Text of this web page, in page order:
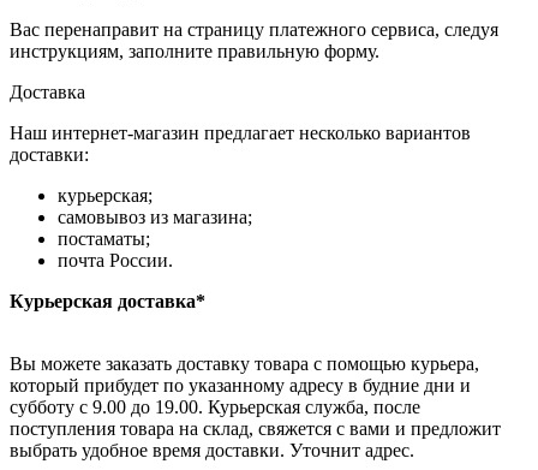
Вас перенаправит на страницу платежного сервиса, следуя
инструкциям, заполните правильную форму.
Доставка
Наш интернет-магазин предлагает несколько вариантов
доставки:
курьерская;
самовывоз из магазина;
постаматы;
почта России.
Курьерская доставка*
Вы можете заказать доставку товара с помощью курьера,
который прибудет по указанному адресу в будние дни и
субботу с 9.00 до 19.00. Курьерская служба, после
поступления товара на склад, свяжется с вами и предложит
выбрать удобное время доставки. Уточнит адрес.